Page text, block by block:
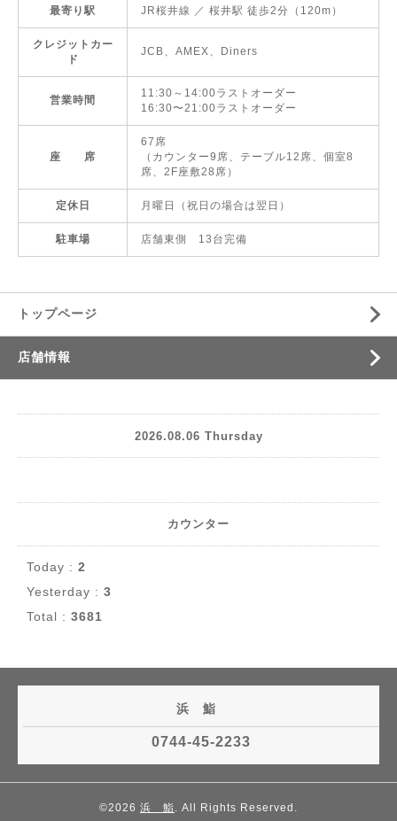
最寄り駅 JR桜井線 ／ 桜井駅 徒歩2分（120m）
クレジットカー
ド
JCB、AMEX、Diners
営業時間
11:30～14:00ラストオーダー
16:30〜21:00ラストオーダー
座 席
67席
（カウンター9席、テーブル12席、個室8
席、2F座敷28席）
定休日 月曜日（祝日の場合は翌日）
駐車場 店舗東側 13台完備
トップページ
店舗情報
2026.08.06 Thursday
カウンター
Today : 2
Yesterday : 3
Total : 3681
浜 鮨
0744-45-2233
©2026 浜 鮨. All Rights Reserved.